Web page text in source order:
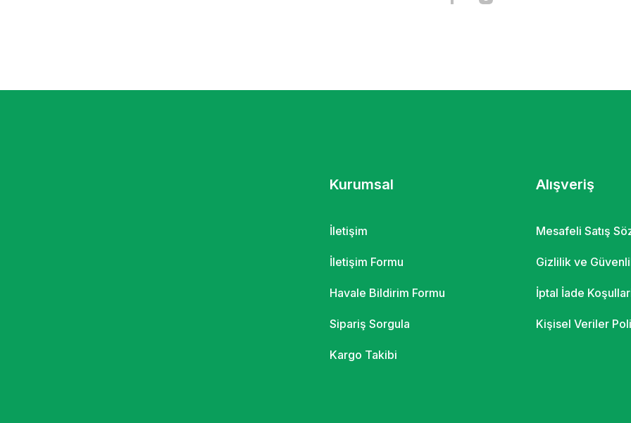
Kurumsal
İletişim
İletişim Formu
Havale Bildirim Formu
Sipariş Sorgula
Kargo Takibi
Alışveriş
Mesafeli Satış
Gizlilik ve
İptal İade
Kişisel Veriler